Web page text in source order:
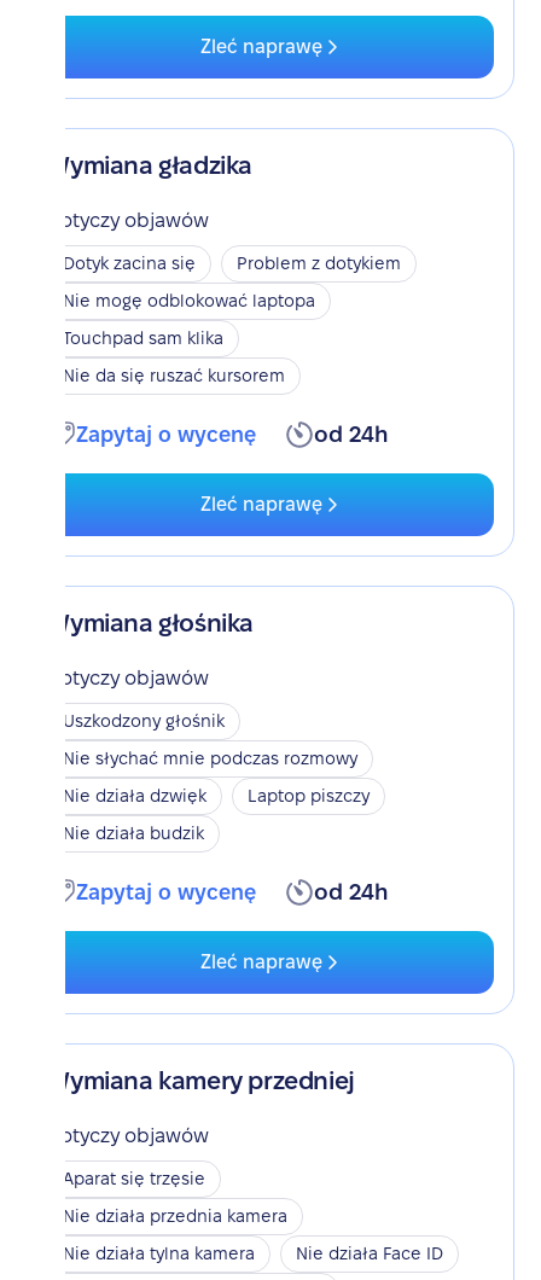
Zleć naprawę
Wymiana gładzika
Dotyczy objawów
Dotyk zacina się
Problem z dotykiem
Nie mogę odblokować laptopa
Touchpad sam klika
Nie da się ruszać kursorem
Zapytaj o wycenę od 24h
Zleć naprawę
Wymiana głośnika
Dotyczy objawów
Uszkodzony głośnik
Nie słychać mnie podczas rozmowy
Nie działa dzwięk
Laptop piszczy
Nie działa budzik
Zapytaj o wycenę od 24h
Zleć naprawę
Wymiana kamery przedniej
Dotyczy objawów
Aparat się trzęsie
Nie działa przednia kamera
Nie działa tylna kamera
Nie działa Face ID